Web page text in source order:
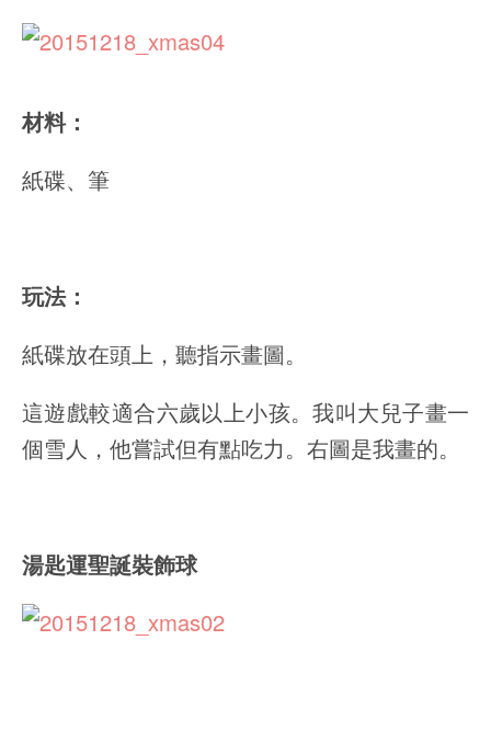
材料：
紙碟、筆
玩法：
紙碟放在頭上，聽指示畫圖。
這遊戲較適合六歲以上小孩。我叫大兒子畫一
個雪人，他嘗試但有點吃力。右圖是我畫的。
湯匙運聖誕裝飾球